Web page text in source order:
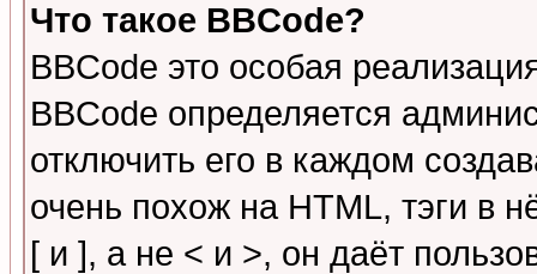
Что такое BBCode?
BBCode это особая
BBCode определяется
отключить его в каждом
очень похож на HTML, тэги в
[ и ], а не < и >, он даёт